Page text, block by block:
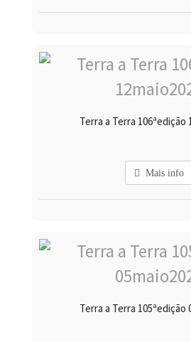
Terra a Terra 106ªedição
Mais info
Terra a Terra 105ªedição